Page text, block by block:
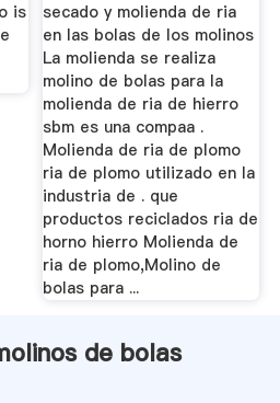
is
secado y molienda de ria
en las bolas de los molinos
La molienda se realiza
molino de bolas para la
molienda de ria de hierro
sbm es una compaa .
Molienda de ria de plomo
ria de plomo utilizado en la
industria de . que
productos reciclados ria de
horno hierro Molienda de
ria de plomo,Molino de
bolas para ...
de bolas